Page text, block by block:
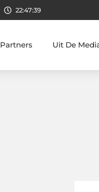
22:47:40
Partners Uit De